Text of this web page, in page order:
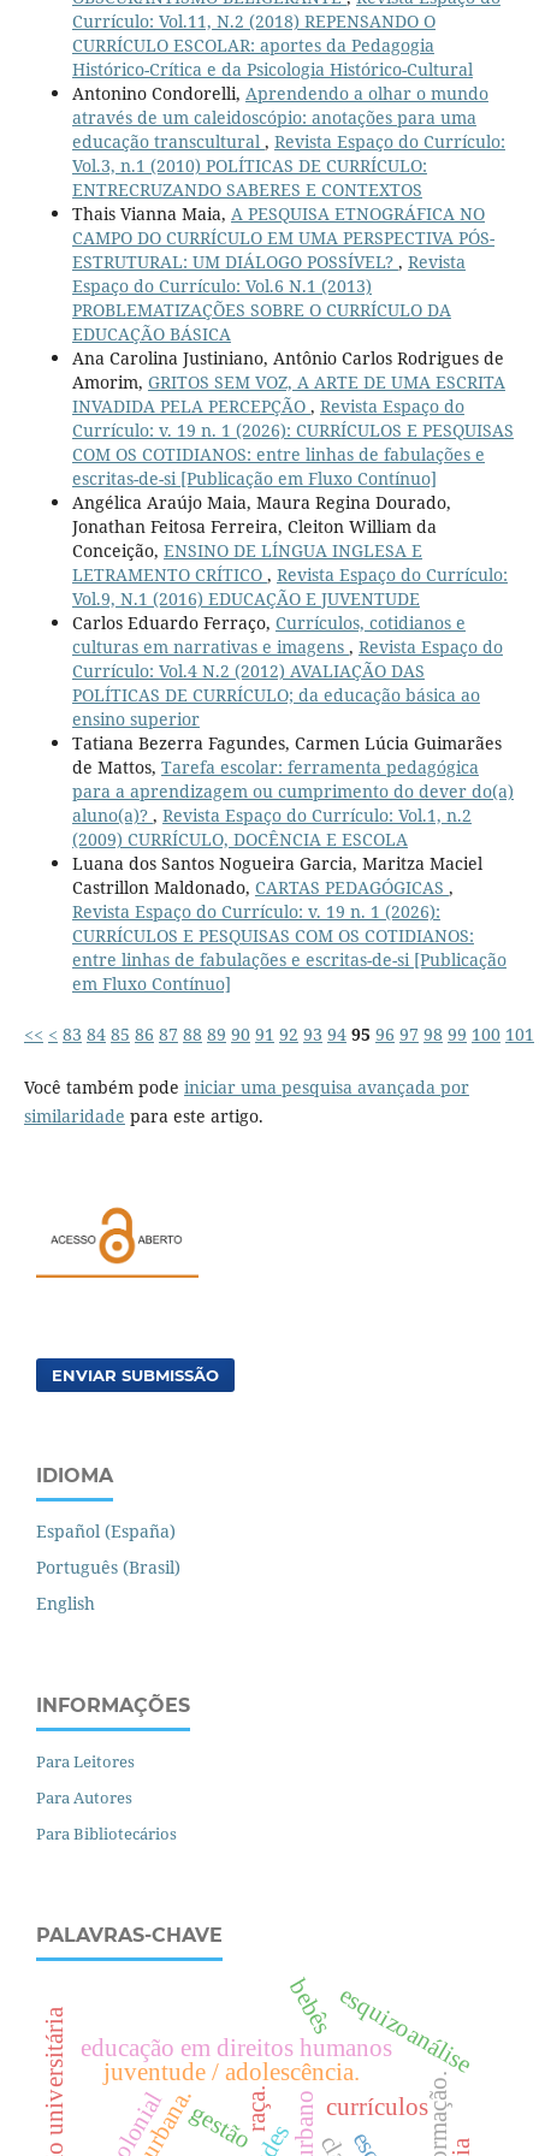
Currículo: Vol.11, N.2 (2018) REPENSANDO O
CURRÍCULO ESCOLAR: aportes da Pedagogia
Histórico-Crítica e da Psicologia Histórico-Cultural
Antonino Condorelli, Aprendendo a olhar o mundo
através de um caleidoscópio: anotações para uma
educação transcultural , Revista Espaço do Currículo:
Vol.3, n.1 (2010) POLÍTICAS DE CURRÍCULO:
ENTRECRUZANDO SABERES E CONTEXTOS
Thais Vianna Maia, A PESQUISA ETNOGRÁFICA NO
CAMPO DO CURRÍCULO EM UMA PERSPECTIVA PÓS-
ESTRUTURAL: UM DIÁLOGO POSSÍVEL? , Revista
Espaço do Currículo: Vol.6 N.1 (2013)
PROBLEMATIZAÇÕES SOBRE O CURRÍCULO DA
EDUCAÇÃO BÁSICA
Ana Carolina Justiniano, Antônio Carlos Rodrigues de
Amorim, GRITOS SEM VOZ, A ARTE DE UMA ESCRITA
INVADIDA PELA PERCEPÇÃO , Revista Espaço do
Currículo: v. 19 n. 1 (2026): CURRÍCULOS E PESQUISAS
COM OS COTIDIANOS: entre linhas de fabulações e
escritas-de-si [Publicação em Fluxo Contínuo]
Angélica Araújo Maia, Maura Regina Dourado,
Jonathan Feitosa Ferreira, Cleiton William da
Conceição, ENSINO DE LÍNGUA INGLESA E
LETRAMENTO CRÍTICO , Revista Espaço do Currículo:
Vol.9, N.1 (2016) EDUCAÇÃO E JUVENTUDE
Carlos Eduardo Ferraço, Currículos, cotidianos e
culturas em narrativas e imagens , Revista Espaço do
Currículo: Vol.4 N.2 (2012) AVALIAÇÃO DAS
POLÍTICAS DE CURRÍCULO; da educação básica ao
ensino superior
Tatiana Bezerra Fagundes, Carmen Lúcia Guimarães
de Mattos, Tarefa escolar: ferramenta pedagógica
para a aprendizagem ou cumprimento do dever do(a)
aluno(a)? , Revista Espaço do Currículo: Vol.1, n.2
(2009) CURRÍCULO, DOCÊNCIA E ESCOLA
Luana dos Santos Nogueira Garcia, Maritza Maciel
Castrillon Maldonado, CARTAS PEDAGÓGICAS ,
Revista Espaço do Currículo: v. 19 n. 1 (2026):
CURRÍCULOS E PESQUISAS COM OS COTIDIANOS:
entre linhas de fabulações e escritas-de-si [Publicação
em Fluxo Contínuo]
<< < 83 84 85 86 87 88 89 90 91 92 93 94 95 96 97 98 99 100 101
Você também pode iniciar uma pesquisa avançada por
similaridade para este artigo.
ENVIAR SUBMISSÃO
IDIOMA
Español (España)
Português (Brasil)
English
INFORMAÇÕES
Para Leitores
Para Autores
Para Bibliotecários
PALAVRAS-CHAVE
currículos
juventude / adolescência.
. raça.
gestão
educação em direitos humanosesquizoanálise
formação.
bebês